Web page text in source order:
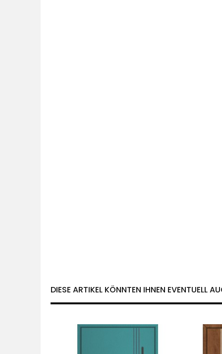
DIESE ARTIKEL KÖNNTEN IHNEN EVENTUELL